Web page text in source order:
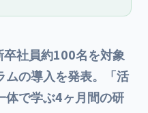
社員約100名を対象
ムの導入を発表。「活
体で学ぶ4ヶ月間の研